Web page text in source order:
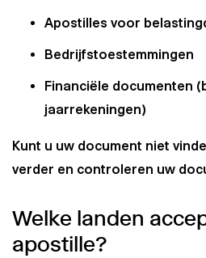
Apostilles voor
Bedrijfstoestemmingen
Financiële documenten
jaarrekeningen)
Kunt u uw document niet
verder en controleren uw
Welke landen
apostille?